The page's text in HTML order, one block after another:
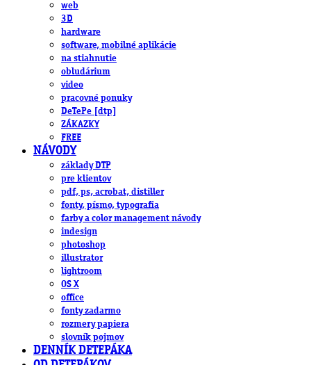
web
3D
hardware
software, mobilné aplikácie
na stiahnutie
obludárium
video
pracovné ponuky
DeTePe [dtp]
ZÁKAZKY
FREE
NÁVODY
základy DTP
pre klientov
pdf, ps, acrobat, distiller
fonty, písmo, typografia
farby a color management návody
indesign
photoshop
illustrator
lightroom
OS X
office
fonty zadarmo
rozmery papiera
slovník pojmov
DENNÍK DETEPÁKA